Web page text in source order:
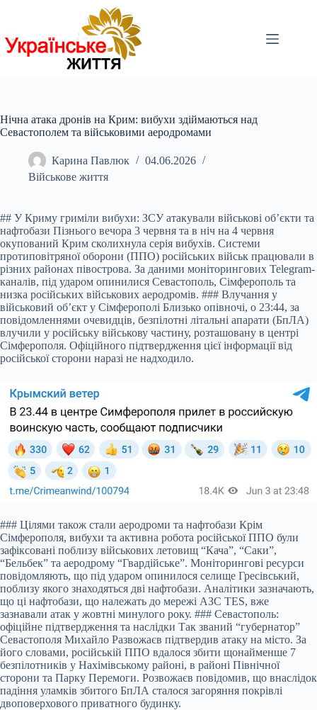
Нічна атака дронів на Крим: вибухи здіймаються над
Севастополем та військовими аеродромами
Карина Павлюк
04.06.2026
Військове життя
## У Криму гриміли вибухи: ЗСУ атакували військові об’єкти та
нафтобази Пізнього вечора 3 червня та в ніч на 4 червня
окупований Крим сколихнула серія вибухів. Системи
протиповітряної оборони (ППО) російських військ працювали в
різних районах півострова. За даними моніторингових Telegram-
каналів, під ударом опинилися Севастополь, Сімферополь та
низка російських військових аеродромів. ### Влучання у
військовий об’єкт у Сімферополі Близько опівночі, о 23:44, за
повідомленнями очевидців, безпілотні літальні апарати (БпЛА)
влучили у російську військову частину, розташовану в центрі
Сімферополя. Офіційного підтвердження цієї інформації від
російської сторони наразі не надходило.
### Цілями також стали аеродроми та нафтобази Крім
Сімферополя, вибухи та активна робота російської ППО були
зафіксовані поблизу військових летовищ “Кача”, “Саки”,
“Бельбек” та аеродрому “Гвардійське”. Моніторингові ресурси
повідомляють, що під ударом опинилося селище Гресівський,
поблизу якого знаходяться дві нафтобази. Аналітики зазначають,
що ці нафтобази, що належать до мережі АЗС TES, вже
зазнавали атак у жовтні минулого року. ### Севастополь:
офіційне підтвердження та наслідки Так званий “губернатор”
Севастополя Михайло Развожаєв підтвердив атаку на місто. За
його словами, російській ППО вдалося збити щонайменше 7
безпілотників у Нахімівському районі, в районі Північної
сторони та Парку Перемоги. Розвожаєв повідомив, що внаслідок
падіння уламків збитого БпЛА сталося загоряння покрівлі
двоповерхового приватного будинку.